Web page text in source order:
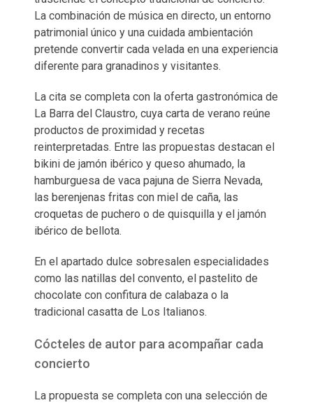
La combinación de música en directo, un entorno
patrimonial único y una cuidada ambientación
pretende convertir cada velada en una experiencia
diferente para granadinos y visitantes.
La cita se completa con la oferta gastronómica de
La Barra del Claustro, cuya carta de verano reúne
productos de proximidad y recetas
reinterpretadas. Entre las propuestas destacan el
bikini de jamón ibérico y queso ahumado, la
hamburguesa de vaca pajuna de Sierra Nevada,
las berenjenas fritas con miel de caña, las
croquetas de puchero o de quisquilla y el jamón
ibérico de bellota.
En el apartado dulce sobresalen especialidades
como las natillas del convento, el pastelito de
chocolate con confitura de calabaza o la
tradicional casatta de Los Italianos.
Cócteles de autor para acompañar cada
concierto
La propuesta se completa con una selección de